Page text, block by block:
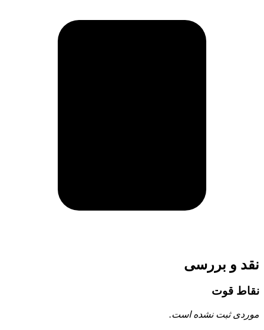
نقد و بررسی
نقاط قوت
موردی ثبت نشده است.